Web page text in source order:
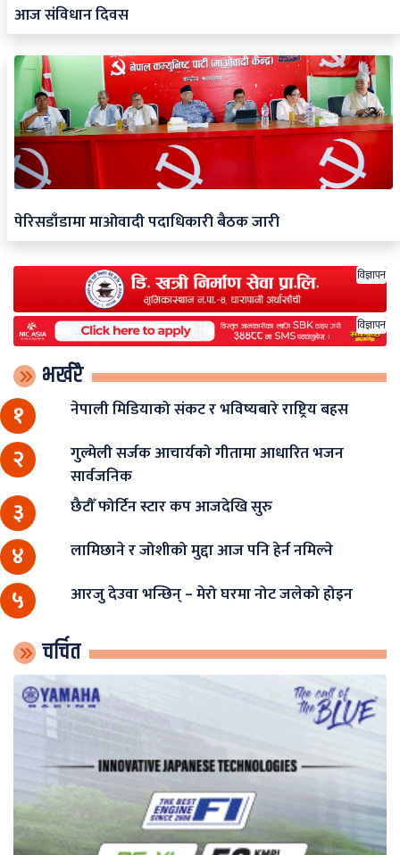
आज संविधान दिवस
पेरिसडाँडामा माओवादी पदाधिकारी बैठक जारी
विज्ञापन
विज्ञापन
भर्खरै
१ नेपाली मिडियाको संकट र भविष्यबारे राष्ट्रिय बहस
२
गुल्मेली सर्जक आचार्यको गीतामा आधारित भजन
सार्वजनिक
३ छैटौँ फोर्टिन स्टार कप आजदेखि सुरु
४ लामिछाने र जोशीको मुद्दा आज पनि हेर्न नमिल्ने
५ आरजु देउवा भन्छिन् – मेरो घरमा नोट जलेको होइन
चर्चित